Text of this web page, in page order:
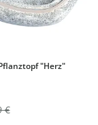
"Herz"
€